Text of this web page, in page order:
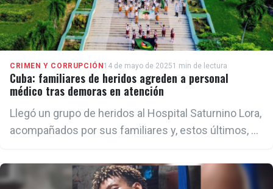
CRIMEN Y CORRUPCIÓN14 de mayo de 20251 min de lectura
Cuba: familiares de heridos agreden a personal
médico tras demoras en atención
Llegó un grupo de heridos al Hospital Saturnino Lora,
acompañados por sus familiares y, estos últimos, al
enfermeras y médicos de guardia.